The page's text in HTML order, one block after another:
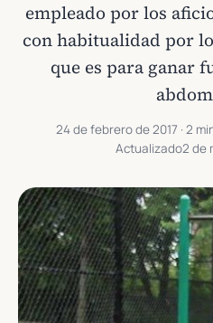
empleado por los
con habitualidad por
que es para ganar
24 de febrero de 2017 · 2
Actualizado2 de